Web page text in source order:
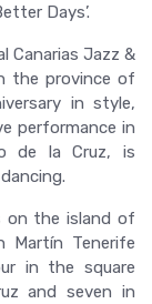
Days’.
Canarias Jazz &
the province of
in style,
performance in
de la Cruz, is
on the island of
Tenerife
in the square
and seven in